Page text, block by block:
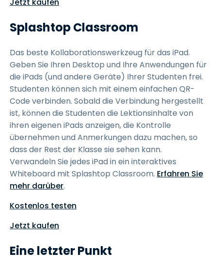
Splashtop Classroom
Das beste Kollaborationswerkzeug für das iPad.
Geben Sie Ihren Desktop und Ihre Anwendungen für
die iPads (und andere Geräte) Ihrer Studenten frei.
Studenten können sich mit einem einfachen QR-
Code verbinden. Sobald die Verbindung hergestellt
ist, können die Studenten die Lektionsinhalte von
ihren eigenen iPads anzeigen, die Kontrolle
übernehmen und Anmerkungen dazu machen, so
dass der Rest der Klasse sie sehen kann.
Verwandeln Sie jedes iPad in ein interaktives
Whiteboard mit Splashtop Classroom. Erfahren Sie
mehr darüber.
Kostenlos testen
Jetzt kaufen
Eine letzter Punkt